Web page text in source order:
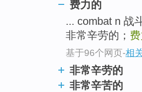
费力的
... combat n 战
非常辛劳的；
基于96个网页-相
非常辛劳的
非常辛苦的